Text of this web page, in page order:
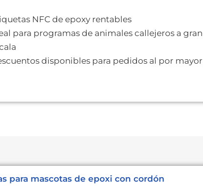
NFC de epoxy rentables
para programas de animales callejeros a gran
disponibles para pedidos al por mayor
para mascotas de epoxi con cordón